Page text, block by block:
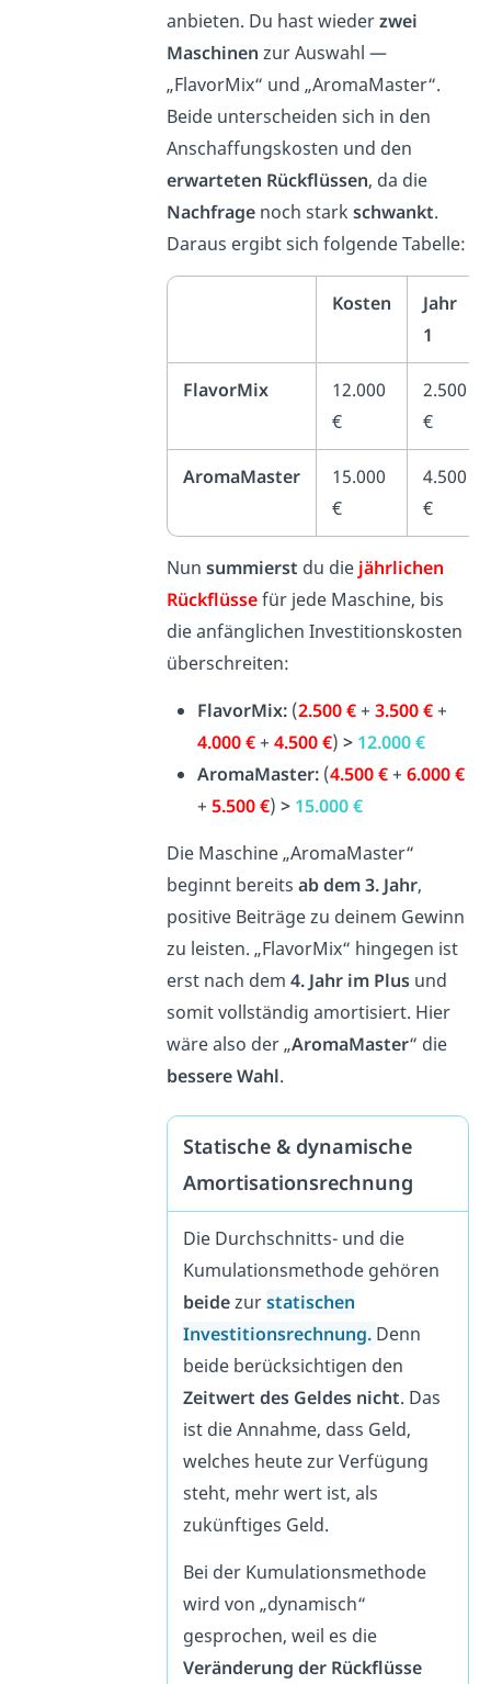
anbieten. Du hast wiederzwei
Maschinen zur Auswahl —
„FlavorMix“ und „AromaMaster“.
Beide unterscheiden sich in den
Anschaffungskosten und den
erwarteten Rückflüssen, da die
Nachfrage noch starkschwankt.
Daraus ergibt sich folgende Tabelle:
Kosten
Jahr
1
FlavorMix
12.000
€
2.500
€
AromaMaster
15.000
€
4.500
€
Nunsummierst du die jährlichen
Rückflüssefür jede Maschine, bis
die anfänglichen Investitionskosten
überschreiten:
FlavorMix: (2.500 €+3.500 €+
4.000 €+4.500 €)> 12.000 €
AromaMaster: (4.500 €+6.000 €
+5.500 €)> 15.000 €
Die Maschine „AromaMaster“
beginnt bereitsab dem 3. Jahr,
positive Beiträge zu deinem Gewinn
zu leisten. „FlavorMix“ hingegen ist
erst nach dem4. Jahr im Plus und
somit vollständig amortisiert. Hier
wäre also der „AromaMaster“ die
bessere Wahl.
Statische & dynamische
Amortisationsrechnung
Die Durchschnitts- und die
Kumulationsmethode gehören
beidezurstatischen
Investitionsrechnung. Denn
beide berücksichtigen den
Zeitwert des Geldes nicht. Das
ist die Annahme, dass Geld,
welches heute zur Verfügung
steht, mehr wert ist, als
zukünftiges Geld.
Bei der Kumulationsmethode
wird von „dynamisch“
gesprochen, weil es die
Veränderung der Rückflüsse